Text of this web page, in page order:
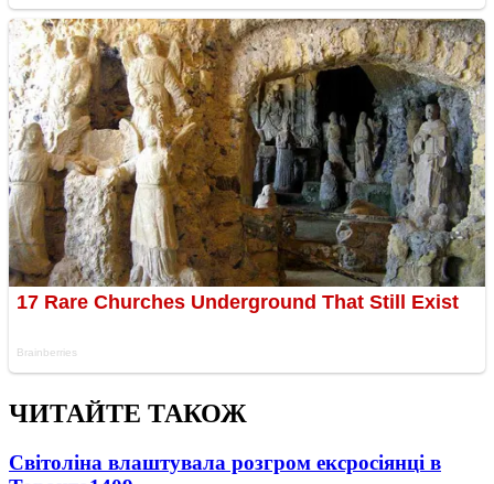
ЧИТАЙТЕ ТАКОЖ
Світоліна влаштувала розгром ексросіянці в